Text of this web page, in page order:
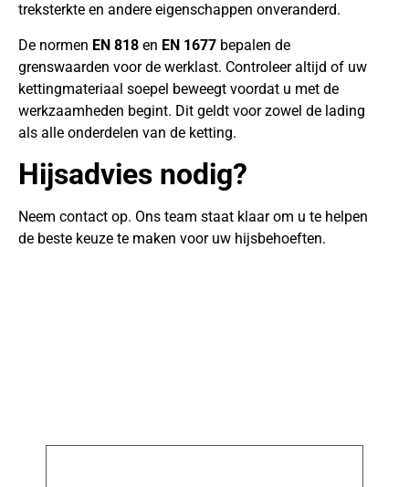
treksterkte en andere eigenschappen onveranderd.
De normen EN 818 en EN 1677 bepalen de
grenswaarden voor de werklast. Controleer altijd of uw
kettingmateriaal soepel beweegt voordat u met de
werkzaamheden begint. Dit geldt voor zowel de lading
als alle onderdelen van de ketting.
Hijsadvies nodig?
Neem contact op. Ons team staat klaar om u te helpen
de beste keuze te maken voor uw hijsbehoeften.